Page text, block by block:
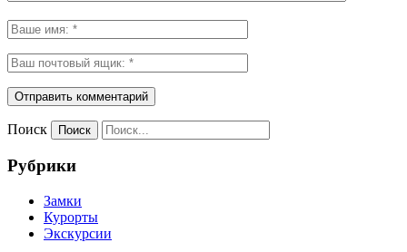
Поиск
Рубрики
Замки
Курорты
Экскурсии